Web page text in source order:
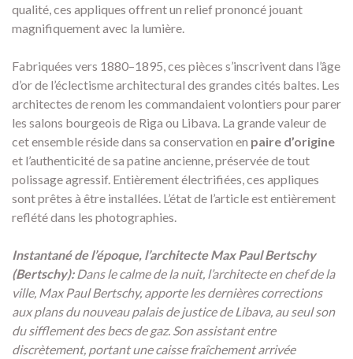
qualité, ces appliques offrent un relief prononcé jouant
magnifiquement avec la lumière.
Fabriquées vers 1880–1895, ces pièces s’inscrivent dans l’âge
d’or de l’éclectisme architectural des grandes cités baltes. Les
architectes de renom les commandaient volontiers pour parer
les salons bourgeois de Riga ou Libava. La grande valeur de
cet ensemble réside dans sa conservation en paire d’origine
et l’authenticité de sa patine ancienne, préservée de tout
polissage agressif. Entièrement électrifiées, ces appliques
sont prêtes à être installées. L’état de l’article est entièrement
reflété dans les photographies.
Instantané de l’époque, l’architecte Max Paul Bertschy
(Bertschy): Dans le calme de la nuit, l’architecte en chef de la
ville, Max Paul Bertschy, apporte les dernières corrections
aux plans du nouveau palais de justice de Libava, au seul son
du sifflement des becs de gaz. Son assistant entre
discrètement, portant une caisse fraîchement arrivée